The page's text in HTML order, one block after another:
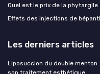
Quel est le prix de la phytargile
Effets des injections de
Les derniers articles
Liposuccion du double
son traitement esthétique